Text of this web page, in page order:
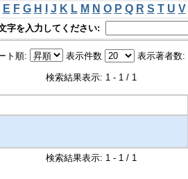
E F G H J K L M N O P Q R S T U V
字を入力してください:
ト順: 表示件数 表示著者数:
検索結果表示: 1 - 1 / 1
検索結果表示: 1 - 1 / 1